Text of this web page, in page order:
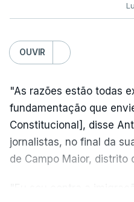
OUVIR
"As razões estão todas
fundamentação que
Constitucional], disse
jornalistas, no final da
de Campo Maior, distrito